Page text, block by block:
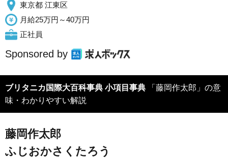
東京都 江東区
月給25万円～40万円
正社員
Sponsored by
ブリタニカ国際大百科事典 小項目事典 「藤岡作太郎」の意
味・わかりやすい解説
藤岡作太郎
ふじおかさくたろう